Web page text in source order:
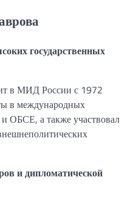
государственных
в МИД России с 1972
в международных
ОБСЕ, а также участвовал
и дипломатической